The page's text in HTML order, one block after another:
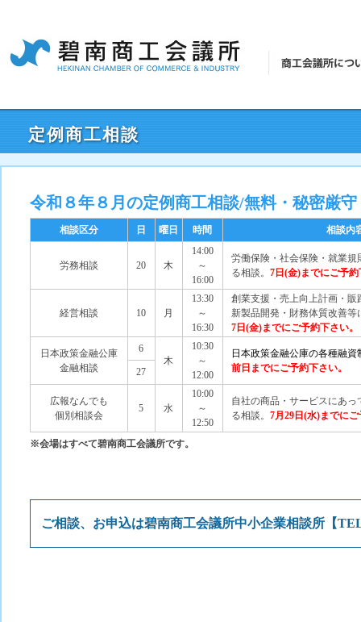
定例商工相談
令和８年８月の定例商工相談/無料・秘密厳守
相談区分 日 曜日 時間 相談内
労務相談 20 木
14:00
～
16:00
労働保険・社会保険・就業規
る相談。 7日 (金)までにご予約
経営相談 10 月
13:30
～
16:30
創業支援・売上向上計画・販
新製品開発・財務体質改善等
7日 (金)までにご予約下さい。
日本政策金融公庫
金融相談
6
木
10:30
～
12:00
日本政策金融公庫の各種融
前日までにご予約下さい。
27
広報なんでも
個別相談会
5 水
10:00
～
12:50
自社の商品・サービスにあ
る相談。 7月29日 (水)までに
※会場はすべて碧南商工会議所です。
ご相談、お申込は碧南商工会議所中小企業相談所【